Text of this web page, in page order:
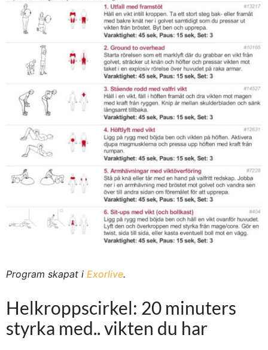
Program skapat i Exorlive.
Helkroppscirkel: 20 minuters
styrka med.. vikten du har